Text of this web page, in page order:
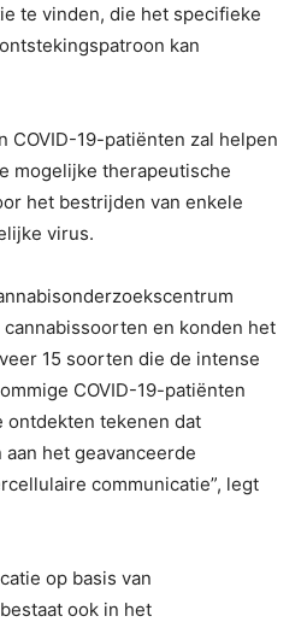
te vinden, die het specifieke
kan
COVID-19-patiënten zal helpen
mogelijke therapeutische
het bestrijden van enkele
virus.
en konden het
15 soorten die de intense
COVID-19-patiënten
ontdekten tekenen dat
het geavanceerde
communicatie”, legt
op basis van
ook in het